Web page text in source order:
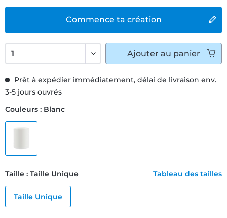
Commence ta création
Prêt à expédier immédiatement, délai de livraison env.
3-5 jours ouvrés
Couleurs : Blanc
Taille : Taille Unique Tableau des tailles
Taille Unique
Ajouter au panier